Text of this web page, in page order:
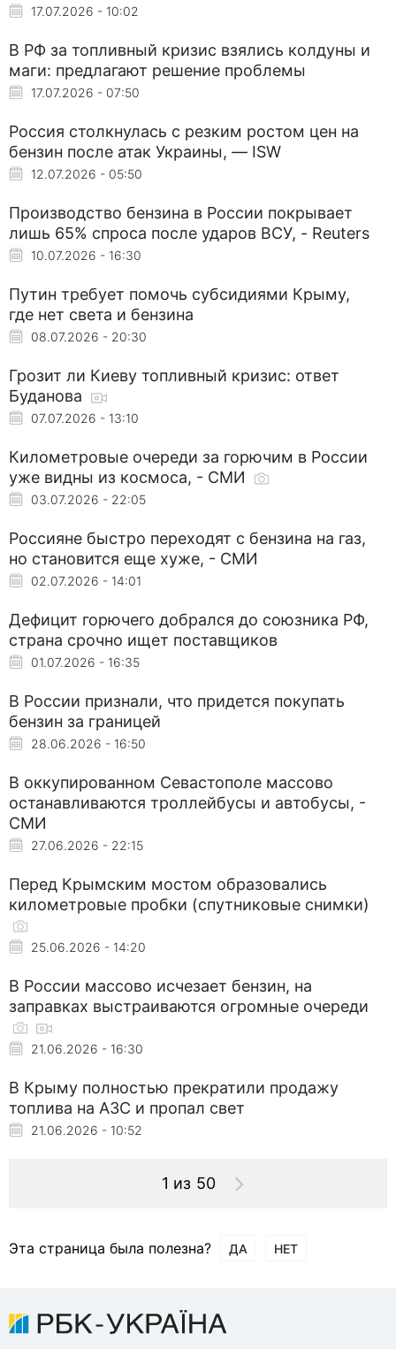
17.07.2026 - 10:02
В РФ за топливный кризис взялись колдуны и
маги: предлагают решение проблемы
17.07.2026 - 07:50
Россия столкнулась с резким ростом цен на
бензин после атак Украины, — ISW
12.07.2026 - 05:50
Производство бензина в России покрывает
лишь 65% спроса после ударов ВСУ, - Reuters
10.07.2026 - 16:30
Путин требует помочь субсидиями Крыму,
где нет света и бензина
08.07.2026 - 20:30
Грозит ли Киеву топливный кризис: ответ
Буданова
07.07.2026 - 13:10
Километровые очереди за горючим в России
уже видны из космоса, - СМИ
03.07.2026 - 22:05
Россияне быстро переходят с бензина на газ,
но становится еще хуже, - СМИ
02.07.2026 - 14:01
Дефицит горючего добрался до союзника РФ,
страна срочно ищет поставщиков
01.07.2026 - 16:35
В России признали, что придется покупать
бензин за границей
28.06.2026 - 16:50
В оккупированном Севастополе массово
останавливаются троллейбусы и автобусы, -
СМИ
27.06.2026 - 22:15
Перед Крымским мостом образовались
километровые пробки (спутниковые снимки)
25.06.2026 - 14:20
В России массово исчезает бензин, на
заправках выстраиваются огромные очереди
21.06.2026 - 16:30
В Крыму полностью прекратили продажу
топлива на АЗС и пропал свет
21.06.2026 - 10:52
1 из 50
Эта страница была полезна? ДА НЕТ